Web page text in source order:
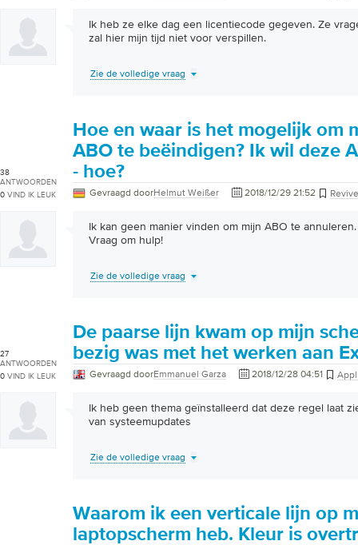
Ik heb ze elke dag een licentiecode gegeven. Ze
zal hier mijn tijd niet voor verspillen.
Zie de volledige vraag
38
ANTWOORDEN
0 VIND IK LEUK
Hoe en waar is het mogelijk om
ABO te beëindigen? Ik wil deze
- hoe?
Gevraagd doorHelmut Weißer 2018/12/29 21:52
Ik kan geen manier vinden om mijn ABO te annuleren.
Vraag om hulp!
Zie de volledige vraag
27
ANTWOORDEN
0 VIND IK LEUK
De paarse lijn kwam op mijn
bezig was met het werken aan
Gevraagd doorEmmanuel Garza 2018/12/28 04:51
Ik heb geen thema geïnstalleerd dat deze regel laat
van systeemupdates
Zie de volledige vraag
Waarom ik een verticale lijn op
laptopscherm heb. Kleur is